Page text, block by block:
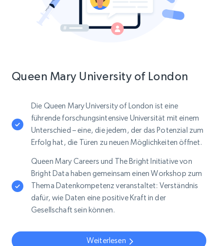
Queen Mary University of London
Die Queen Mary University of London ist eine
führende forschungsintensive Universität mit einem
Unterschied – eine, die jedem, der das Potenzial zum
Erfolg hat, die Türen zu neuen Möglichkeiten öffnet.
Queen Mary Careers und The Bright Initiative von
Bright Data haben gemeinsam einen Workshop zum
Thema Datenkompetenz veranstaltet: Verständnis
dafür, wie Daten eine positive Kraft in der
Gesellschaft sein können.
Weiterlesen